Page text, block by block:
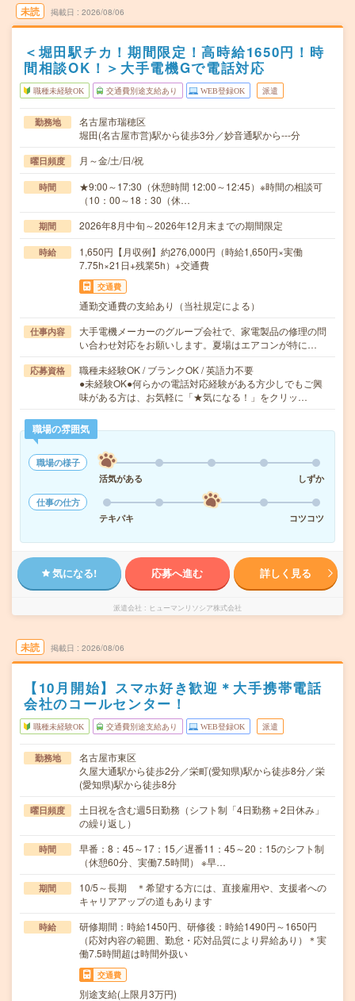
未読 掲載日 2026/08/06
＜堀田駅チカ！期間限定！高時給1650円！時
間相談OK！＞大手電機Gで電話対応
職種未経験OK 交通費別途支給あり WEB登録OK 派遣
勤務地
名古屋市瑞穂区
堀田(名古屋市営)駅から徒歩3分／妙音通駅から---分
曜日頻度 月～金/土/日/祝
時間
★9:00～17:30（休憩時間 12:00～12:45）※時間の相談可
（10：00～18：30（休…
期間 2026年8月中旬～2026年12月末までの期間限定
時給
1,650円【月収例】約276,000円（時給1,650円×実働
7.75h×21日+残業5h）+交通費
交通費
通勤交通費の支給あり（当社規定による）
仕事内容
大手電機メーカーのグループ会社で、家電製品の修理の問
い合わせ対応をお願いします。夏場はエアコンが特に…
応募資格
職種未経験OK / ブランクOK / 英語力不要
●未経験OK●何らかの電話対応経験がある方少しでもご興
味がある方は、お気軽に「★気になる！」をクリッ…
職場の雰囲気
職場の様子
活気がある
しずか
仕事の仕方
テキパキ
コツコツ
気になる! 応募へ進む 詳しく見る
派遣会社 ヒューマンリソシア株式会社
未読 掲載日 2026/08/06
【10月開始】スマホ好き歓迎＊大手携帯電話
会社のコールセンター！
職種未経験OK 交通費別途支給あり WEB登録OK 派遣
勤務地
名古屋市東区
久屋大通駅から徒歩2分／栄町(愛知県)駅から徒歩8分／栄
(愛知県)駅から徒歩8分
曜日頻度
土日祝を含む週5日勤務（シフト制「4日勤務＋2日休み」
の繰り返し）
時間
早番：8：45～17：15／遅番11：45～20：15のシフト制
（休憩60分、実働7.5時間） ※早…
期間
10/5～長期 ＊希望する方には、直接雇用や、支援者への
キャリアアップの道もあります
時給
研修期間：時給1450円、研修後：時給1490円～1650円
（応対内容の範囲、勤怠・応対品質により昇給あり）＊実
働7.5時間超は時間外扱い
交通費
別途支給(上限月3万円)